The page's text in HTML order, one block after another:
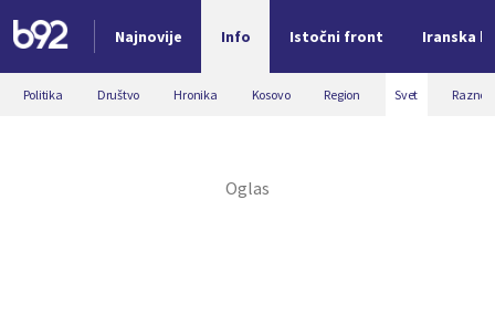
Najnovije Info Istočni front Iranska
Nova vest
Politika Društvo Hronika Kosovo Region Svet Razno